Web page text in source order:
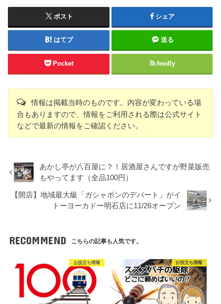
ポスト シェア
はてブ 送る
Pocket feedly
情報は掲載当時のものです。内容が変わっている場
合もありますので、情報をご利用される際は公式サイト
などで最新の情報をご確認ください。
あかし亭が八百屋に？！居酒屋さんですが野菜販売
もやってます（全品100円）
【開店】地域最大級「ガシャポンのデパート」がイ
トーヨーカドー明石店に11/26オープン
RECOMMEND こちらの記事も人気です。
お役立ち情報 お役立ち情報